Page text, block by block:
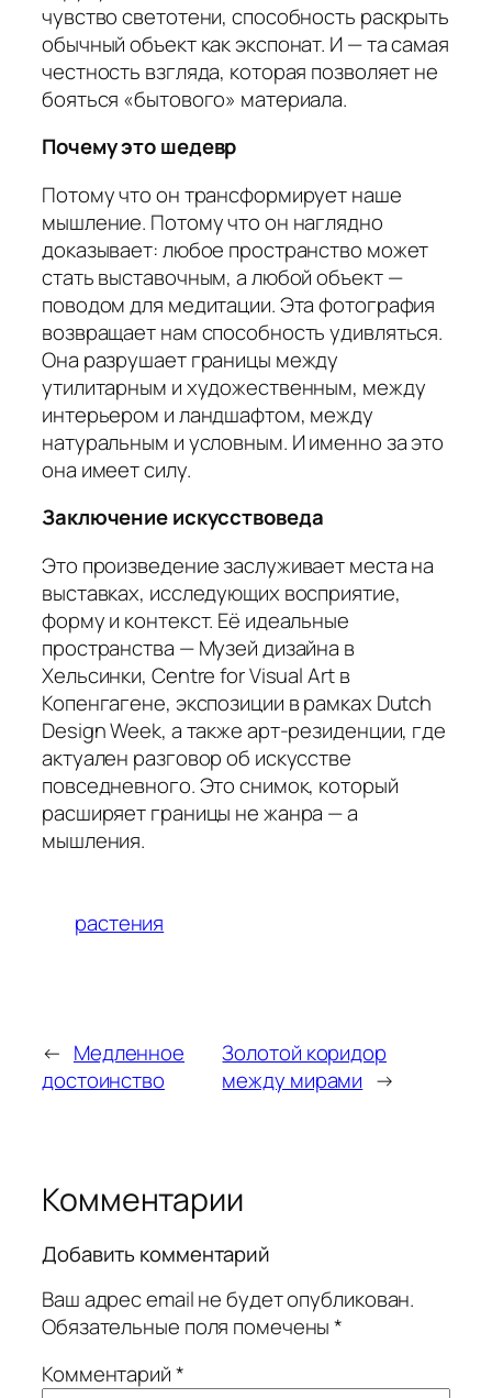
чувство светотени, способность раскрыть
обычный объект как экспонат. И — та самая
честность взгляда, которая позволяет не
бояться «бытового» материала.
Почему это шедевр
Потому что он трансформирует наше
мышление. Потому что он наглядно
доказывает: любое пространство может
стать выставочным, а любой объект —
поводом для медитации. Эта фотография
возвращает нам способность удивляться.
Она разрушает границы между
утилитарным и художественным, между
интерьером и ландшафтом, между
натуральным и условным. И именно за это
она имеет силу.
Заключение искусствоведа
Это произведение заслуживает места на
выставках, исследующих восприятие,
форму и контекст. Её идеальные
пространства — Музей дизайна в
Хельсинки, Centre for Visual Art в
Копенгагене, экспозиции в рамках Dutch
Design Week, а также арт-резиденции, где
актуален разговор об искусстве
повседневного. Это снимок, который
расширяет границы не жанра — а
мышления.
растения
← Медленное
достоинство
Золотой коридор
между мирами →
Комментарии
Добавить комментарий
Ваш адрес email не будет опубликован.
Обязательные поля помечены*
Комментарий*